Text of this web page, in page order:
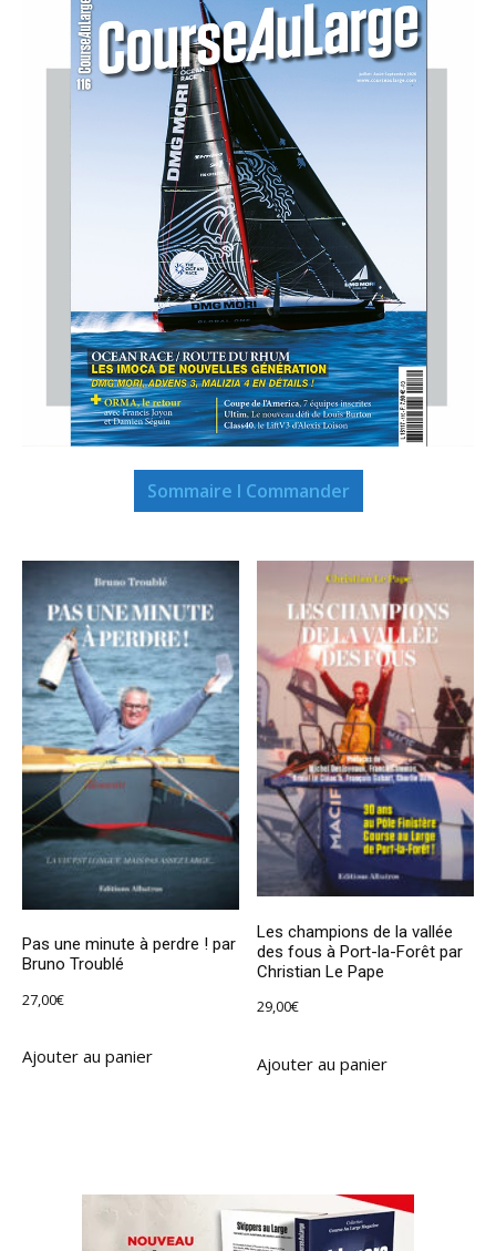
Sommaire I Commander
Pas une minute à perdre ! par
Bruno Troublé
27,00€
Ajouter au panier
Les champions de la vallée
des fous à Port-la-Forêt par
Christian Le Pape
29,00€
Ajouter au panier